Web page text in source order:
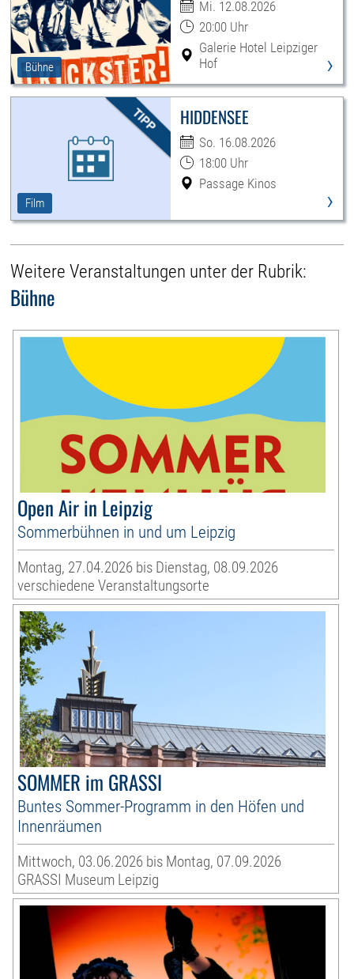
Bühne
Mi. 12.08.2026
20:00 Uhr
Galerie Hotel Leipziger
Hof
›
Film
HIDDENSEE
So. 16.08.2026
18:00 Uhr
Passage Kinos
›
Weitere Veranstaltungen unter der Rubrik:
Bühne
Open Air in Leipzig
Sommerbühnen in und um Leipzig
Montag, 27.04.2026 bis Dienstag, 08.09.2026
verschiedene Veranstaltungsorte
SOMMER im GRASSI
Buntes Sommer-Programm in den Höfen und
Innenräumen
Mittwoch, 03.06.2026 bis Montag, 07.09.2026
GRASSI Museum Leipzig